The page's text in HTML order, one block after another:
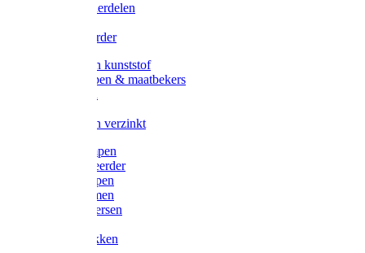
Koelift onderdelen
Uieronthaarder
Voerbakken kunststof
Voerscheppen & maatbekers
Voerbakken verzinkt
Warmtelampen
Staartcoupeerder
Biggenkappen
Neuskrammen
Varken diversen
Varkensbakken